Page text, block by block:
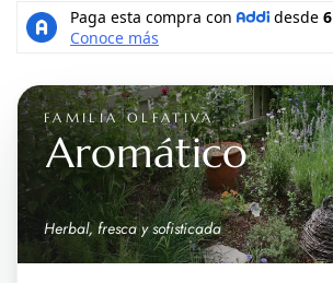
FAMILIA OLFATIVA
Aromático
Herbal, fresca y sofisticada